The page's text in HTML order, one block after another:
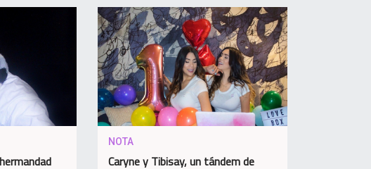
NOTA
Caryne y Tibisay, un tándem de